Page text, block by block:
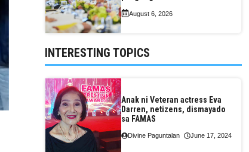
August 6, 2026
INTERESTING TOPICS
Anak ni Veteran actress Eva
Darren, netizens, dismayado
sa FAMAS
Divine Paguntalan June 17, 2024